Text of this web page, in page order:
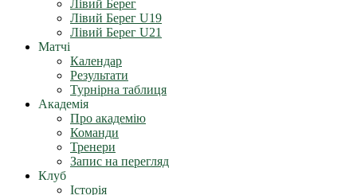
Лівий Берег
Лівий Берег U19
Лівий Берег U21
Матчі
Календар
Результати
Турнірна таблиця
Академія
Про академію
Команди
Тренери
Запис на перегляд
Клуб
Історія